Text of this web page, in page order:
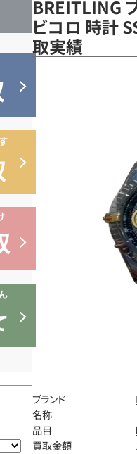
BREITLING
ビコロ 時計
取実績
ブランド
名称
品目
買取金額